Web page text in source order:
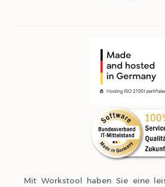
Mit Workstool haben Sie eine